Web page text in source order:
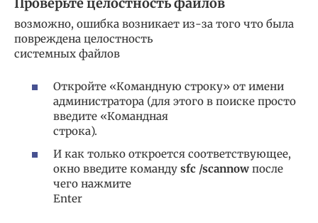
возможно, ошибка возникает из-за того что была
повреждена целостность
системных файлов
Откройте «Командную строку» от имени
администратора (для этого в поиске просто
введите «Командная
строка).
И как только откроется соответствующее,
окно введите команду sfc /scannow после
чего нажмите
Enter